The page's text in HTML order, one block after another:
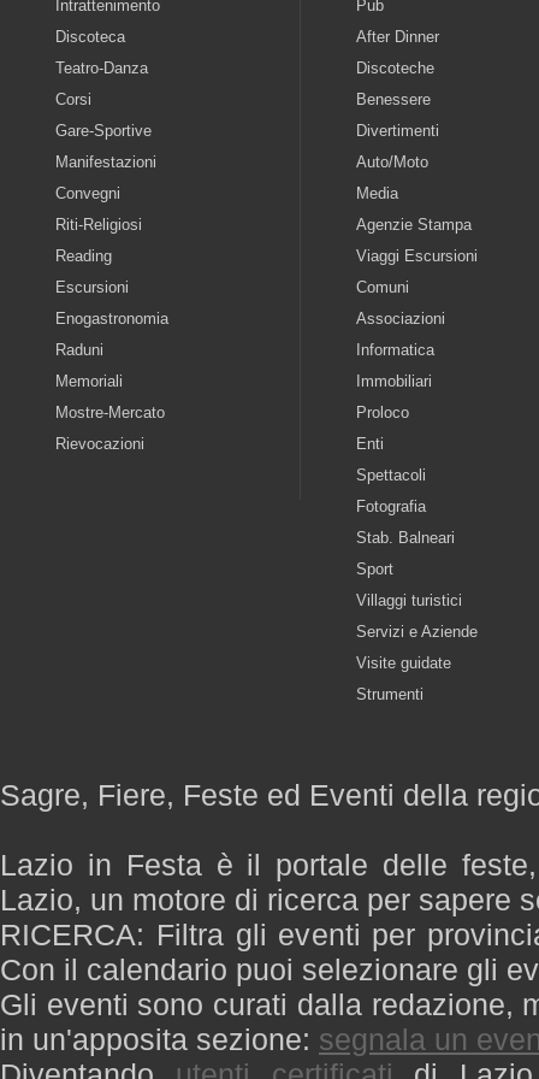
Intrattenimento
Discoteca
Teatro-Danza
Corsi
Gare-Sportive
Manifestazioni
Convegni
Riti-Religiosi
Reading
Escursioni
Enogastronomia
Raduni
Memoriali
Mostre-Mercato
Rievocazioni
Pub
After Dinner
Discoteche
Benessere
Divertimenti
Auto/Moto
Media
Agenzie Stampa
Viaggi Escursioni
Comuni
Associazioni
Informatica
Immobiliari
Proloco
Enti
Spettacoli
Fotografia
Stab. Balneari
Sport
Villaggi turistici
Servizi e Aziende
Visite guidate
Strumenti
Sagre, Fiere, Feste ed Eventi della
Lazio in Festa è il portale delle
Lazio, un motore di ricerca per sapere
RICERCA: Filtra gli eventi per
Con il calendario puoi selezionare gli
Gli eventi sono curati dalla redazione,
in un'apposita sezione: segnala un